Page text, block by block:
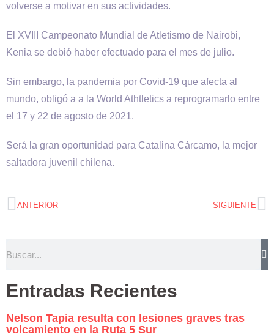
volverse a motivar en sus actividades.
El XVIII Campeonato Mundial de Atletismo de Nairobi,
Kenia se debió haber efectuado para el mes de julio.
Sin embargo, la pandemia por Covid-19 que afecta al
mundo, obligó a a la World Athtletics a reprogramarlo entre
el 17 y 22 de agosto de 2021.
Será la gran oportunidad para Catalina Cárcamo, la mejor
saltadora juvenil chilena.
ANTERIOR SIGUIENTE
Entradas Recientes
Nelson Tapia resulta con lesiones graves tras
volcamiento en la Ruta 5 Sur